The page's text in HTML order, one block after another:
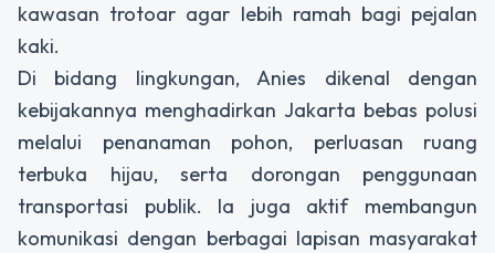
kawasan trotoar agar lebih ramah bagi pejalan
kaki.
Di bidang lingkungan, Anies dikenal dengan
kebijakannya menghadirkan Jakarta bebas polusi
melalui penanaman pohon, perluasan ruang
terbuka hijau, serta dorongan penggunaan
transportasi publik. Ia juga aktif membangun
komunikasi dengan berbagai lapisan masyarakat